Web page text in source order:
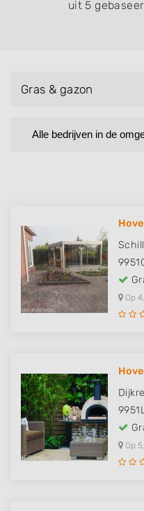
uit 5
Gras & gazon
Alle bedrijven in de
Op
Op